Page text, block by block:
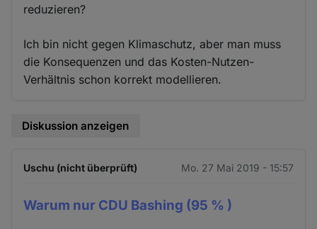
reduzieren?
Ich bin nicht gegen Klimaschutz, aber man muss
die Konsequenzen und das Kosten-Nutzen-
Verhältnis schon korrekt modellieren.
Diskussion anzeigen
Uschu (nicht überprüft) Mo. 27 Mai 2019 - 15:57
Warum nur CDU Bashing (95 % )